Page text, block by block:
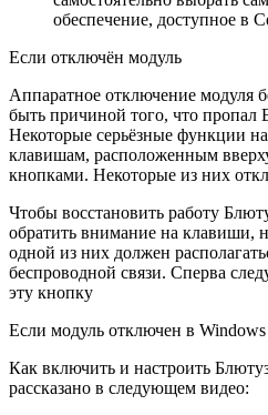
обеспечение, доступное в
Если отключён модуль
Аппаратное отключение модуля
быть причиной того, что пропал
Некоторые серьёзные функции
клавишам, расположенным
кнопками. Некоторые из них
Чтобы восстановить работу
обратить внимание на клавиши,
одной из них должен
беспроводной связи. Сперва
эту кнопку
Если модуль отключен в Windows
Как включить и настроить
рассказано в следующем видео: